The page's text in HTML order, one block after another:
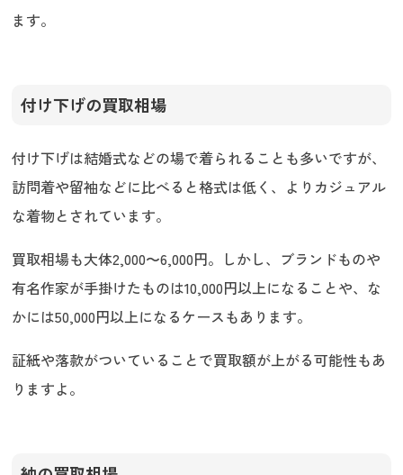
ます。
付け下げの買取相場
付け下げは結婚式などの場で着られることも多いですが、
訪問着や留袖などに比べると格式は低く、よりカジュアル
な着物とされています。
買取相場も大体2,000〜6,000円。しかし、ブランドものや
有名作家が手掛けたものは10,000円以上になることや、な
かには50,000円以上になるケースもあります。
証紙や落款がついていることで買取額が上がる可能性もあ
りますよ。